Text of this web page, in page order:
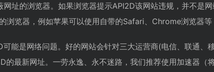
网址的浏览器。如果浏览器提示API2D该网站违规，并不是
浏览器，例如苹果可以使用自带的Safari、Chrome浏览器等
能是网络问题。好的网站会针对三大运营商(电信、联通
的最新网址。一劳永逸、永不迷路，我们推荐使用加速器